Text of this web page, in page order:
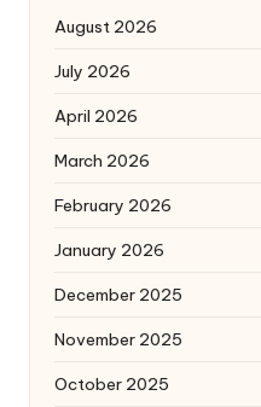
August 2026
July 2026
April 2026
March 2026
February 2026
January 2026
December 2025
November 2025
October 2025